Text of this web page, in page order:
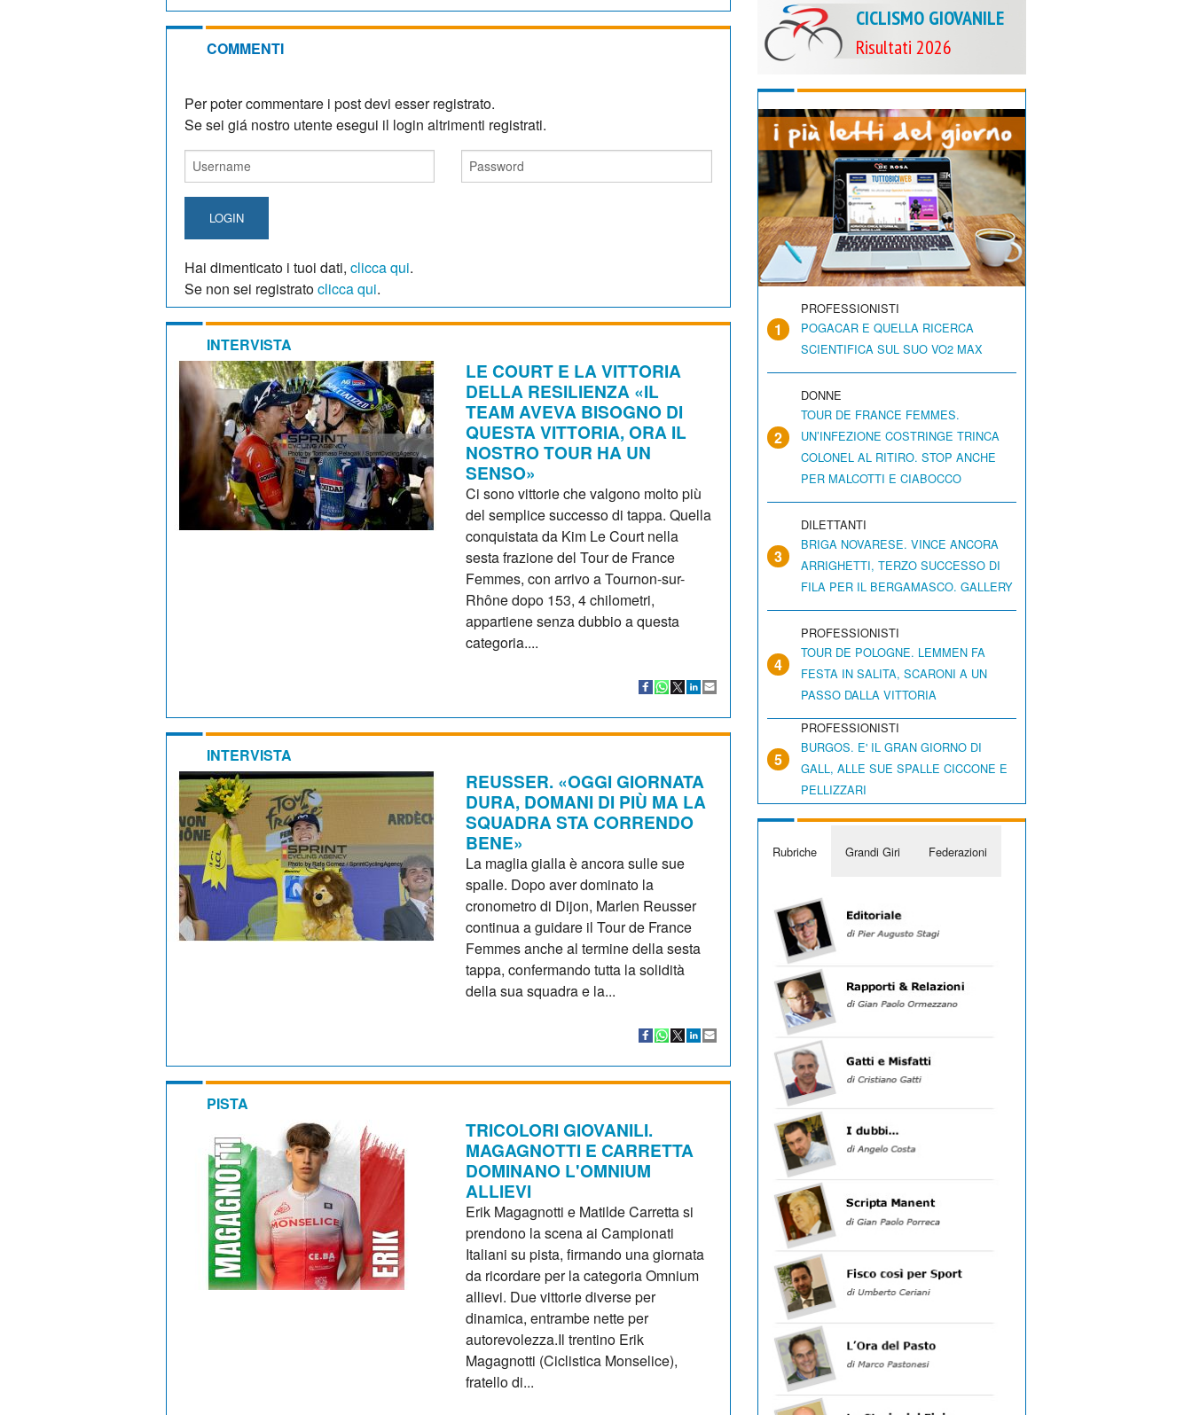
COMMENTI
Per poter commentare i post devi esser registrato.
Se sei giá nostro utente esegui il login altrimenti registrati.
LOGIN
Hai dimenticato i tuoi dati, clicca qui.
Se non sei registratoclicca qui.
INTERVISTA
LE COURT E LA VITTORIA
DELLA RESILIENZA «IL
TEAM AVEVA BISOGNO DI
QUESTA VITTORIA, ORA IL
NOSTRO TOUR HA UN
SENSO»
Ci sono vittorie che valgono molto più
del semplice successo di tappa. Quella
conquistata da Kim Le Court nella
sesta frazione del Tour de France
Femmes, con arrivo a Tournon-sur-
Rhône dopo 153, 4 chilometri,
appartiene senza dubbio a questa
categoria....
INTERVISTA
REUSSER. «OGGI GIORNATA
DURA, DOMANI DI PIÙ MA LA
SQUADRA STA CORRENDO
BENE»
La maglia gialla è ancora sulle sue
spalle. Dopo aver dominato la
cronometro di Dijon, Marlen Reusser
continua a guidare il Tour de France
Femmes anche al termine della sesta
tappa, confermando tutta la solidità
della sua squadra e la...
PISTA
TRICOLORI GIOVANILI.
MAGAGNOTTI E CARRETTA
DOMINANO L'OMNIUM
ALLIEVI
Erik Magagnotti e Matilde Carretta si
prendono la scena ai Campionati
Italiani su pista, firmando una giornata
da ricordare per la categoria Omnium
allievi. Due vittorie diverse per
dinamica, entrambe nette per
autorevolezza.Il trentino Erik
Magagnotti (Ciclistica Monselice),
fratello di...
CICLISMO GIOVANILE
Risultati 2026
1
PROFESSIONISTI
POGACAR E QUELLA RICERCA
SCIENTIFICA SUL SUO VO2 MAX
2
DONNE
TOUR DE FRANCE FEMMES.
UN’INFEZIONE COSTRINGE TRINCA
COLONEL AL RITIRO. STOP ANCHE
PER MALCOTTI E CIABOCCO
3
DILETTANTI
BRIGA NOVARESE. VINCE ANCORA
ARRIGHETTI, TERZO SUCCESSO DI
FILA PER IL BERGAMASCO. GALLERY
4
PROFESSIONISTI
TOUR DE POLOGNE. LEMMEN FA
FESTA IN SALITA, SCARONI A UN
PASSO DALLA VITTORIA
5
PROFESSIONISTI
BURGOS. E' IL GRAN GIORNO DI
GALL, ALLE SUE SPALLE CICCONE E
PELLIZZARI
Rubriche Grandi Giri Federazioni